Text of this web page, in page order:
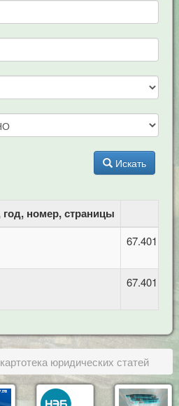
Искать
номер, страницы
юридических статей